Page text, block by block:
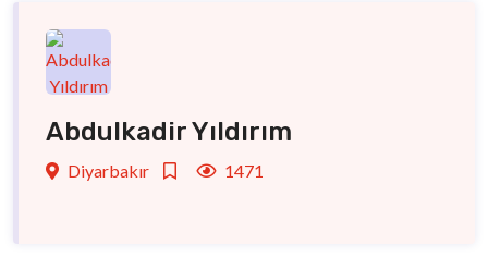
Abdulkadir Yıldırım
Diyarbakır 1471